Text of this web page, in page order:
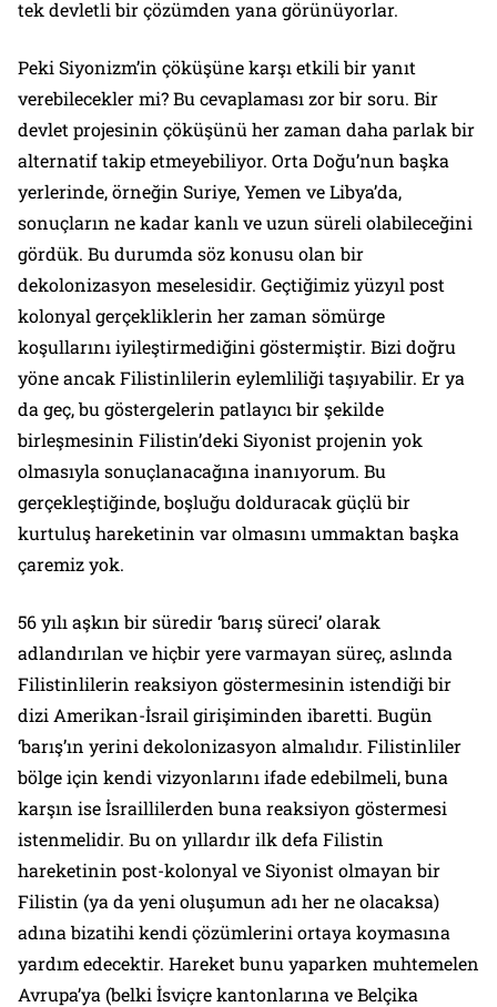
tek devletli bir çözümden yana görünüyorlar.
Peki Siyonizm’in çöküşüne karşı etkili bir yanıt
verebilecekler mi? Bu cevaplaması zor bir soru. Bir
devlet projesinin çöküşünü her zaman daha parlak bir
alternatif takip etmeyebiliyor. Orta Doğu’nun başka
yerlerinde, örneğin Suriye, Yemen ve Libya’da,
sonuçların ne kadar kanlı ve uzun süreli olabileceğini
gördük. Bu durumda söz konusu olan bir
dekolonizasyon meselesidir. Geçtiğimiz yüzyıl post
kolonyal gerçekliklerin her zaman sömürge
koşullarını iyileştirmediğini göstermiştir. Bizi doğru
yöne ancak Filistinlilerin eylemliliği taşıyabilir. Er ya
da geç, bu göstergelerin patlayıcı bir şekilde
birleşmesinin Filistin’deki Siyonist projenin yok
olmasıyla sonuçlanacağına inanıyorum. Bu
gerçekleştiğinde, boşluğu dolduracak güçlü bir
kurtuluş hareketinin var olmasını ummaktan başka
çaremiz yok.
56 yılı aşkın bir süredir ‘barış süreci’ olarak
adlandırılan ve hiçbir yere varmayan süreç, aslında
Filistinlilerin reaksiyon göstermesinin istendiği bir
dizi Amerikan-İsrail girişiminden ibaretti. Bugün
‘barış’ın yerini dekolonizasyon almalıdır. Filistinliler
bölge için kendi vizyonlarını ifade edebilmeli, buna
karşın ise İsraillilerden buna reaksiyon göstermesi
istenmelidir. Bu on yıllardır ilk defa Filistin
hareketinin post-kolonyal ve Siyonist olmayan bir
Filistin (ya da yeni oluşumun adı her ne olacaksa)
adına bizatihi kendi çözümlerini ortaya koymasına
yardım edecektir. Hareket bunu yaparken muhtemelen
Avrupa’ya (belki İsviçre kantonlarına ve Belçika